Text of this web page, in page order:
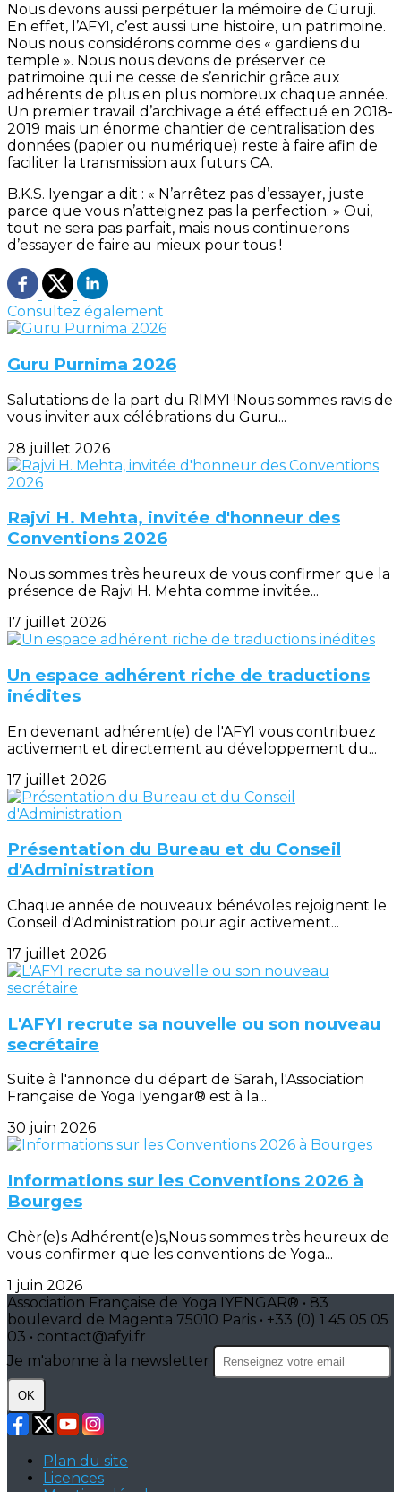
Nous devons aussi perpétuer la mémoire de Guruji.
En effet, l’AFYI, c’est aussi une histoire, un patrimoine.
Nous nous considérons comme des « gardiens du
temple ». Nous nous devons de préserver ce
patrimoine qui ne cesse de s’enrichir grâce aux
adhérents de plus en plus nombreux chaque année.
Un premier travail d’archivage a été effectué en 2018-
2019 mais un énorme chantier de centralisation des
données (papier ou numérique) reste à faire afin de
faciliter la transmission aux futurs CA.
B.K.S. Iyengar a dit : « N’arrêtez pas d’essayer, juste
parce que vous n’atteignez pas la perfection. » Oui,
tout ne sera pas parfait, mais nous continuerons
d’essayer de faire au mieux pour tous !
Consultez également
Guru Purnima 2026
Salutations de la part du RIMYI !Nous sommes ravis de
vous inviter aux célébrations du Guru...
28 juillet 2026
Rajvi H. Mehta, invitée d'honneur des
Conventions 2026
Nous sommes très heureux de vous confirmer que la
présence de Rajvi H. Mehta comme invitée...
17 juillet 2026
Un espace adhérent riche de traductions
inédites
En devenant adhérent(e) de l'AFYI vous contribuez
activement et directement au développement du...
17 juillet 2026
Présentation du Bureau et du Conseil
d'Administration
Chaque année de nouveaux bénévoles rejoignent le
Conseil d'Administration pour agir activement...
17 juillet 2026
L'AFYI recrute sa nouvelle ou son nouveau
secrétaire
Suite à l'annonce du départ de Sarah, l'Association
Française de Yoga Iyengar® est à la...
30 juin 2026
Informations sur les Conventions 2026 à
Bourges
Chèr(e)s Adhérent(e)s,Nous sommes très heureux de
vous confirmer que les conventions de Yoga...
1 juin 2026
Association Française de Yoga IYENGAR® • 83
boulevard de Magenta 75010 Paris • +33 (0) 1 45 05 05
03 • contact@afyi.fr
Je m'abonne à la newsletter
OK
Plan du site
Licences